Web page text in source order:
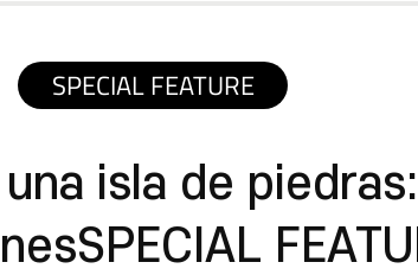
SPECIAL FEATURE
isla de piedras:
SPECIAL